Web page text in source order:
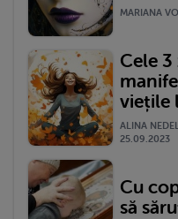
MARIANA
Cele
viețile
ALINA
25.09.2023
Cu
să